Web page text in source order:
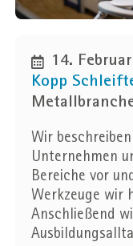
14.
Kopp
Wir
Unternehmen
Bereiche vor
Werkzeuge wir
Anschließend
Ort
25
50 75